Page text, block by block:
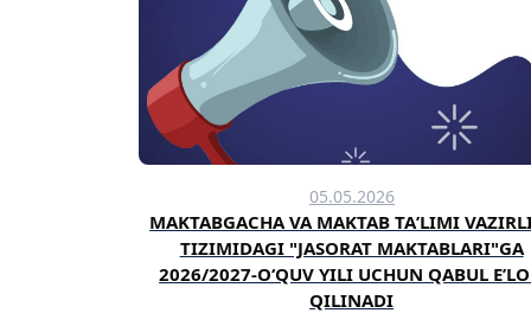
05.05.2026
MAKTABGACHA VA MAKTAB TAʼLIMI
TIZIMIDAGI "JASORAT MAKTABLARI"GA
2026/2027-O‘QUV YILI UCHUN QABUL
QILINADI